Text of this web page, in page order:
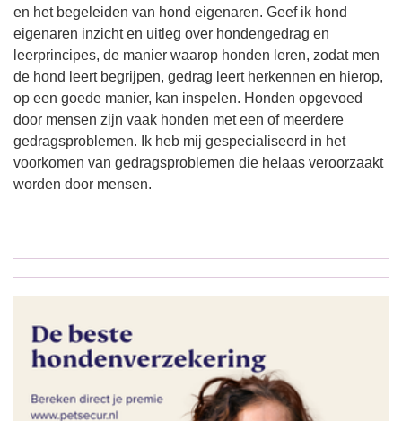
en het begeleiden van hond eigenaren. Geef ik hond
eigenaren inzicht en uitleg over hondengedrag en
leerprincipes, de manier waarop honden leren, zodat men
de hond leert begrijpen, gedrag leert herkennen en hierop,
op een goede manier, kan inspelen. Honden opgevoed
door mensen zijn vaak honden met een of meerdere
gedragsproblemen. Ik heb mij gespecialiseerd in het
voorkomen van gedragsproblemen die helaas veroorzaakt
worden door mensen.